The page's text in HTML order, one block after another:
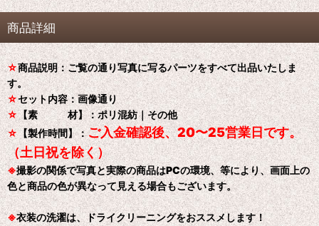
商品詳細
☆商品説明：ご覧の通り写真に写るパーツをすべて出品いたしま
す。
☆セット内容：画像通り
☆【素 材】：ポリ混紡｜その他
☆ 【製作時間】：ご入金確認後、20〜25営業日です。
（土日祝を除く）
※撮影の関係で写真と実際の商品はPCの環境、等により、画面上の
色と商品の色が異なって見える場合もございます。
※衣装の洗濯は、ドライクリーニングをおススメします！